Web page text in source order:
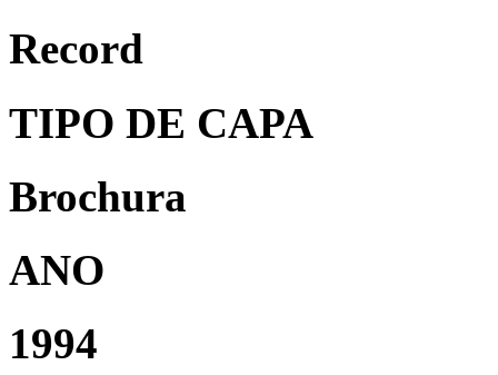
Record
TIPO DE CAPA
Brochura
ANO
1994